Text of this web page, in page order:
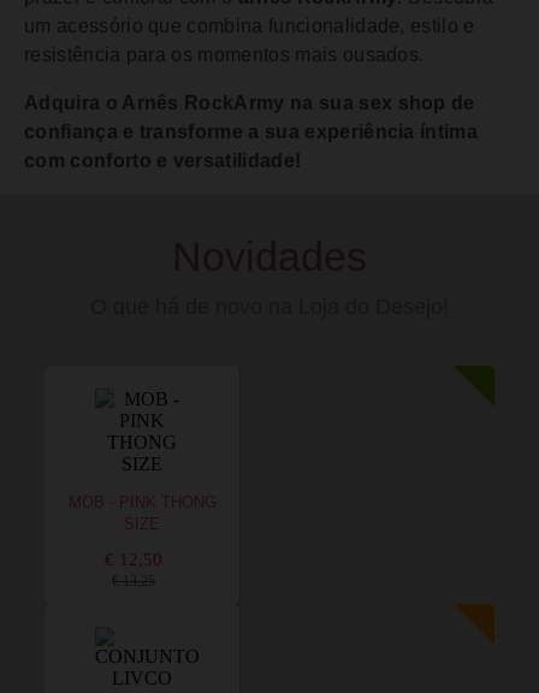
um acessório que combina funcionalidade, estilo e
resistência para os momentos mais ousados.
Adquira o Arnês RockArmy na sua sex shop de
confiança e transforme a sua experiência íntima
com conforto e versatilidade!
MOB - PINK THONG
SIZE
€ 12,50
€ 13,25